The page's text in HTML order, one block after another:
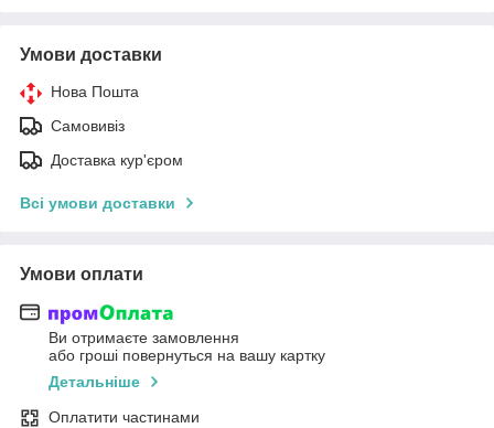
Умови доставки
Нова Пошта
Самовивіз
Доставка кур'єром
Всі умови доставки
Умови оплати
Ви отримаєте замовлення
або гроші повернуться на вашу картку
Детальніше
Оплатити частинами